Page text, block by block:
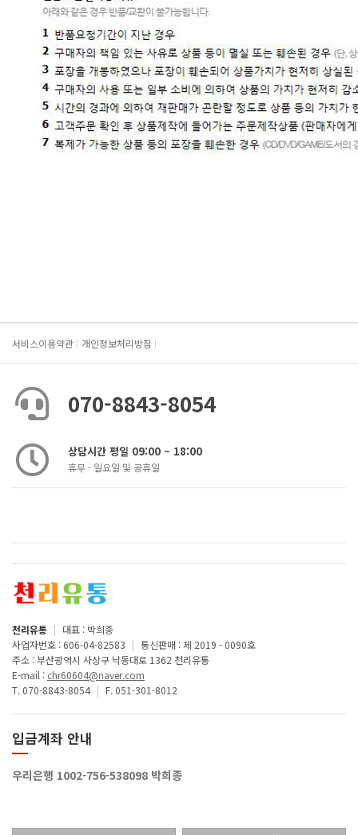
서비스이용약관 개인정보처리방침
070-8843-8054
상담시간 평일 09:00 ~ 18:00
휴무 - 일요일 및 공휴일
천리유통 | 대표 : 박희종
사업자번호 : 606-04-82583 | 통신판매 : 제 2019 - 0090호
주소 : 부산광역시 사상구 낙동대로 1362 천리유통
E-mail : chr60604@naver.com
T. 070-8843-8054 | F. 051-301-8012
입금계좌 안내
우리은행 1002-756-538098 박희종